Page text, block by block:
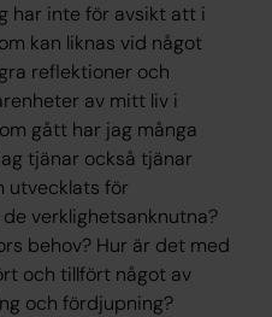
har inte för avsikt att i
kan liknas vid något
reflektioner och
av mitt liv i
gått har jag många
tjänar också tjänar
utvecklats för
verklighetsanknutna?
behov? Hur är det med
och tillfört något av
och fördjupning?